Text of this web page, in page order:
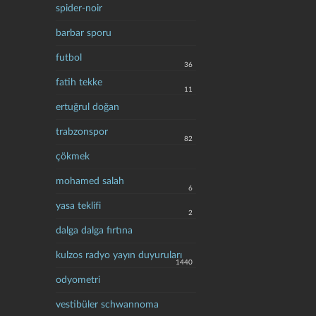
spider-noir
barbar sporu
futbol
36
fatih tekke
11
ertuğrul doğan
trabzonspor
82
çökmek
mohamed salah
6
yasa teklifi
2
dalga dalga fırtına
kulzos radyo yayın duyuruları
1440
odyometri
vestibüler schwannoma